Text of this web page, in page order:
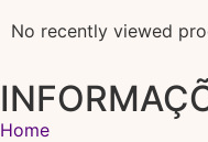
No recently viewed
Home